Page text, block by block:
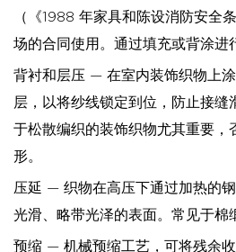
（《1988 年家具和陈设消防安全
场的合同使用。通过填充或背涂进
背衬和层压 — 在室内装饰织物上
层，以将纱线锁定到位，防止接缝
于松散编织的装饰织物尤其重要，
形。
压延 — 织物在高压下通过加热的
光滑、略带光泽的表面。常见于棉
预缩 — 机械预缩工艺，可将残余收